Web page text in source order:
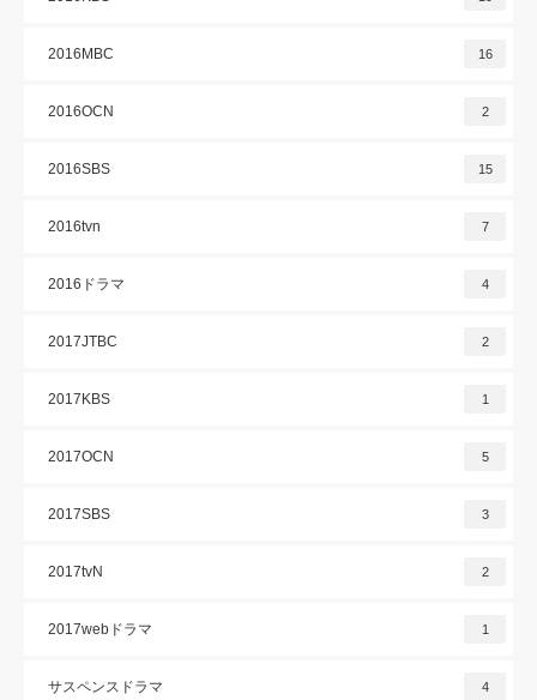
2016MBC 16
2016OCN 2
2016SBS 15
2016tvn 7
2016ドラマ 4
2017JTBC 2
2017KBS 1
2017OCN 5
2017SBS 3
2017tvN 2
2017webドラマ 1
サスペンスドラマ 4